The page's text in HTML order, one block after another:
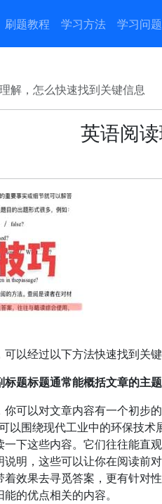
刷题教程 学习方法 学习问题
解，怎么快速找到关键信息
英语阅
可以经过以下方法快速找到关键
题标题通常能概括文章的主
你可以对文章内容有一个初
以围绕现代工业中的环保技
下这些内容。它们往往能直
明，这些可以让你在阅读前
着效果去寻觅答案，更有针
的优点相关的内容。